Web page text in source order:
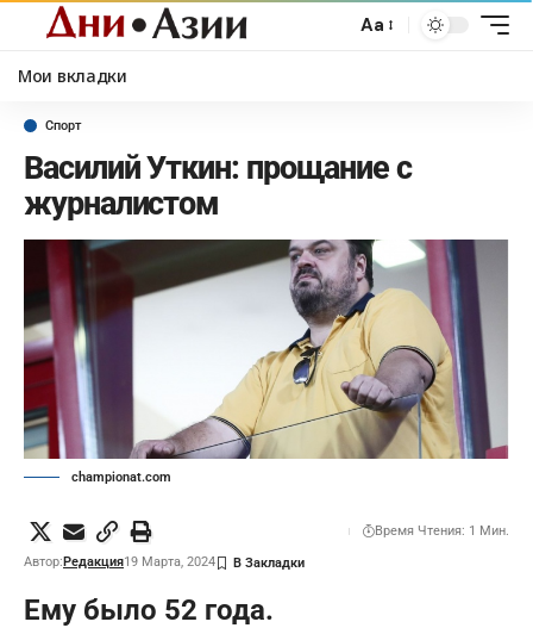
Aa
Мои вкладки
Спорт
Василий Уткин: прощание с
журналистом
championat.com
Автор:Редакция19 Марта, 2024
Время Чтения: 1 Мин.
Ему было 52 года.